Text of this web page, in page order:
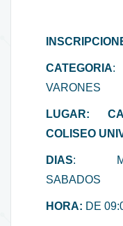
CATEGORIA:
VARONES
LUGAR:
COLISEO
DIAS:
SABADOS
HORA: DE